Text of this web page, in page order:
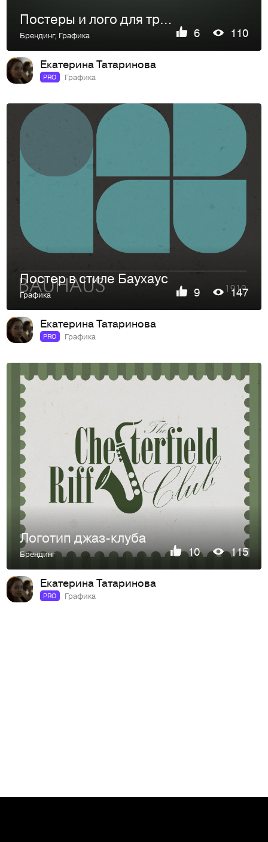
Постеры и лого для тревел журнала
Брендинг, Графика 6 110
Екатерина Татаринова
PRO Графика
Постер в стиле Баухаус
Графика 9 147
Екатерина Татаринова
PRO Графика
Логотип джаз-клуба
Брендинг 10 115
Екатерина Татаринова
PRO Графика